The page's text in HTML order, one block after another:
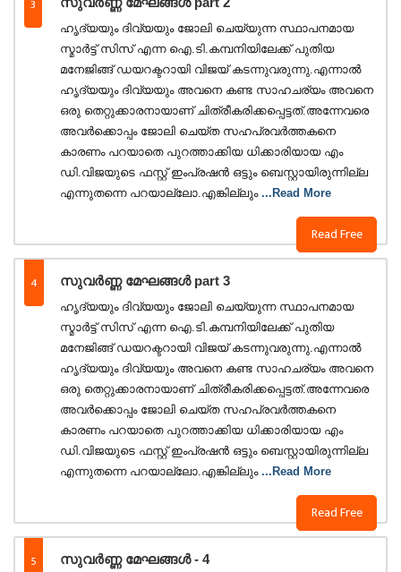
3
Read Free
ഹൃദ്യയും ദിവ്യയും ജോലി ചെയ്യുന്ന സ്ഥാപനമായ
സ്മാർട്ട് സിസ് എന്ന ഐ.ടി.കമ്പനിയിലേക്ക് പുതിയ
മനേജിങ്ങ് ഡയറക്ടറായി വിജയ് കടന്നുവരുന്നു.എന്നാൽ
ഹൃദ്യയും ദിവ്യയും അവനെ കണ്ട സാഹചര്യം അവനെ
ഒരു തെറ്റുക്കാരനായാണ് ചിത്രീകരിക്കപ്പെട്ടത്.അന്നേവരെ
അവർക്കൊപ്പം ജോലി ചെയ്ത സഹപ്രവർത്തകനെ
കാരണം പറയാതെ പുറത്താക്കിയ ധിക്കാരിയായ എം
ഡി.വിജയുടെ ഫസ്റ്റ് ഇംപ്രഷൻ ഒട്ടും ബെസ്റ്റായിരുന്നില്ല
എന്നുതന്നെ പറയാല്ലോ.എങ്കില്ലും ...Read More
4 സുവർണ്ണ മേഘങ്ങൾ part 3
Read Free
ഹൃദ്യയും ദിവ്യയും ജോലി ചെയ്യുന്ന സ്ഥാപനമായ
സ്മാർട്ട് സിസ് എന്ന ഐ.ടി.കമ്പനിയിലേക്ക് പുതിയ
മനേജിങ്ങ് ഡയറക്ടറായി വിജയ് കടന്നുവരുന്നു.എന്നാൽ
ഹൃദ്യയും ദിവ്യയും അവനെ കണ്ട സാഹചര്യം അവനെ
ഒരു തെറ്റുക്കാരനായാണ് ചിത്രീകരിക്കപ്പെട്ടത്.അന്നേവരെ
അവർക്കൊപ്പം ജോലി ചെയ്ത സഹപ്രവർത്തകനെ
കാരണം പറയാതെ പുറത്താക്കിയ ധിക്കാരിയായ എം
ഡി.വിജയുടെ ഫസ്റ്റ് ഇംപ്രഷൻ ഒട്ടും ബെസ്റ്റായിരുന്നില്ല
എന്നുതന്നെ പറയാല്ലോ.എങ്കില്ലും ...Read More
5 സുവർണ്ണ മേഘങ്ങൾ - 4